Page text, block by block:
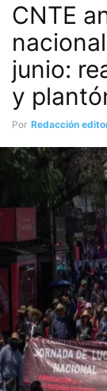
CNTE
junio:
y
Por Redacción